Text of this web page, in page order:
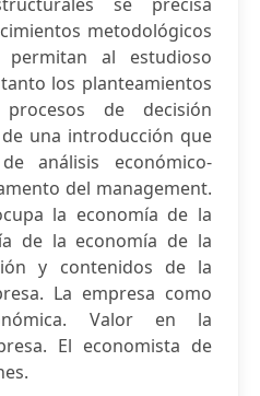
metodológicos
al estudioso
los planteamientos
de decisión
una introducción que
análisis económico-
del management.
la economía de la
de la economía de la
y contenidos de la
La empresa como
Valor en la
El economista de